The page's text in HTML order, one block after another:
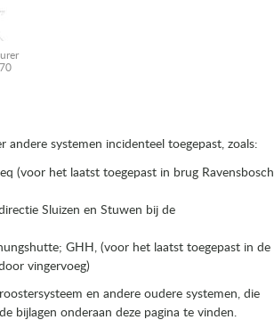
systemen incidenteel toegepast, zoals:
(voor het laatst toegepast in brug Ravensbosch
Sluizen en Stuwen bij de
GHH, (voor het laatst toegepast in de
vingervoeg)
en andere oudere systemen, die
bijlagen onderaan deze pagina te vinden.